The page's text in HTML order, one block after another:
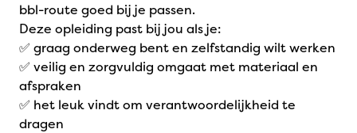
bbl-route goed bij je passen.
Deze opleiding past bij jou als je:
✅ graag onderweg bent en zelfstandig wilt werken
✅ veilig en zorgvuldig omgaat met materiaal en
afspraken
✅ het leuk vindt om verantwoordelijkheid te
dragen